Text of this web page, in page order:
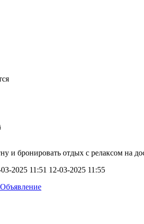
и бронировать отдых с релаксом на
2025 11:51 12-03-2025 11:55